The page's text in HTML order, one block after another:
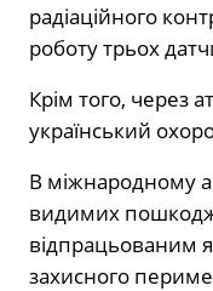
радіаційного
роботу трьох
Крім того, через
український
В міжнародному
видимих
відпрацьованим
захисного